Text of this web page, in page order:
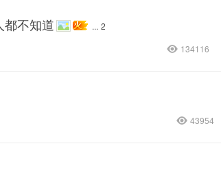
都不知道 ... 2
134116
43954